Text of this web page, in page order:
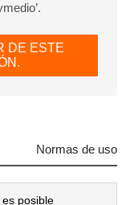
DE ESTE
Normas de uso
posible